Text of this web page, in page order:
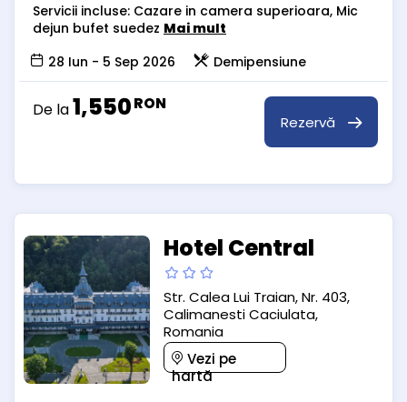
Servicii incluse: Cazare in camera superioara, Mic
dejun bufet suedez Mai mult
28 Iun - 5 Sep 2026
Demipensiune
De la1,550RON
Rezervă
Hotel Central
Str. Calea Lui Traian, Nr. 403,
Calimanesti Caciulata,
Romania
Vezi pe
hartă